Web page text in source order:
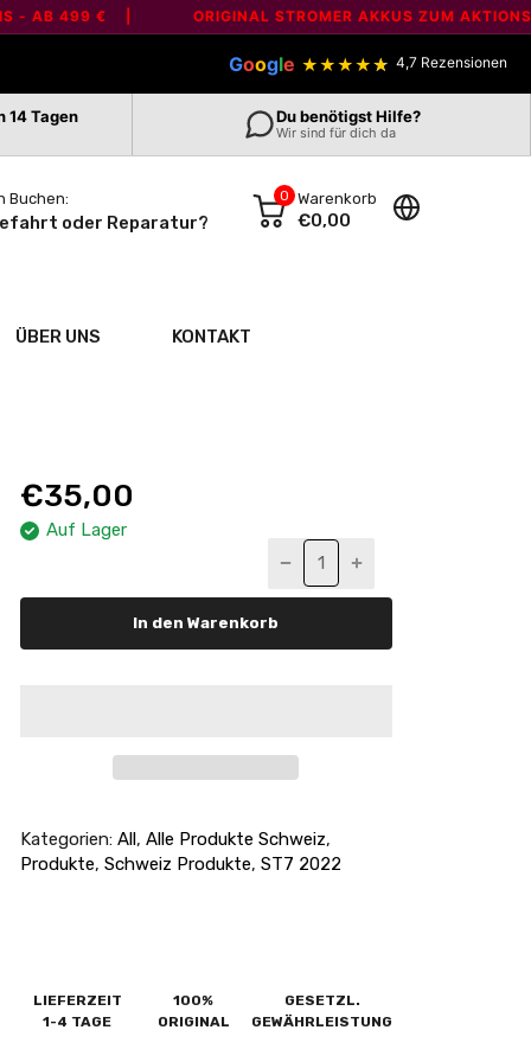
AB 499 € | ORIGINAL STROMER AKKUS ZUM
Google ★★★★★ 4,7 Rezensionen
14 Tagen Du benötigst Hilfe?
Wir sind für dich da
Buchen:
oder Reparatur?
0 Warenkorb
€0,00
ÜBER UNS KONTAKT
€35,00
Auf Lager
In den Warenkorb
Kategorien:All, Alle Produkte Schweiz,
Produkte, Schweiz Produkte, ST7 2022
LIEFERZEIT
1-4 TAGE
100%
ORIGINAL
GESETZL.
GEWÄHRLEISTUNG